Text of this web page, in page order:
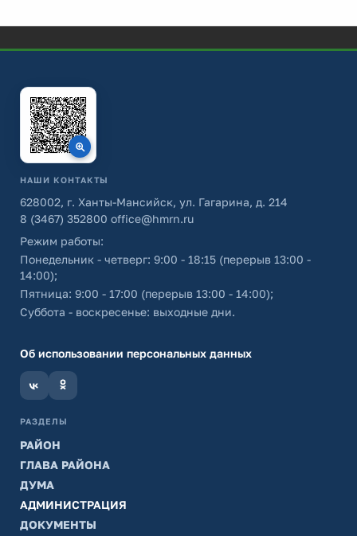
НАШИ КОНТАКТЫ
628002, г. Ханты-Мансийск, ул. Гагарина, д. 214
8 (3467) 352800 office@hmrn.ru
Режим работы:
Понедельник - четверг: 9:00 - 18:15 (перерыв 13:00 -
14:00);
Пятница: 9:00 - 17:00 (перерыв 13:00 - 14:00);
Суббота - воскресенье: выходные дни.
Об использовании персональных данных
РАЗДЕЛЫ
РАЙОН
ГЛАВА РАЙОНА
ДУМА
АДМИНИСТРАЦИЯ
ДОКУМЕНТЫ